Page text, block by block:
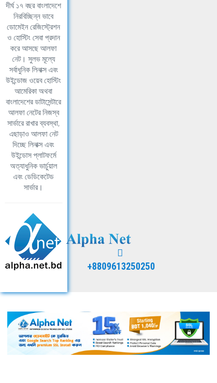
দীর্ঘ ১৭ বছর বাংলাদেশে
নিরবিচ্ছিন্ন ভাবে
ডোমেইন রেজিস্ট্রেশন
ও হোস্টিং সেবা প্রদান
করে আসছে আলফা
নেট। সুলভ মূল্যে
সর্বাধুনিক লিনাক্স এবং
উইন্ডোজ ওয়েব হোস্টিং
আমেরিকা অথবা
বাংলাদেশের ডাটাসেন্টারে
আলফা নেটের নিজস্ব
সার্ভারে রাখার ব্যবস্থা,
এছাড়াও আলফা নেট
দিচ্ছে লিনাক্স এবং
উইন্ডোস প্লাটফর্মে
অত্যাধুনিক ভার্চুয়াল
এবং ডেডিকেটেড
সার্ভার।
+8809613250250